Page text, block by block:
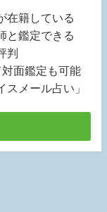
在籍している
と鑑定できる
判
対面鑑定も可能
スメール占い」